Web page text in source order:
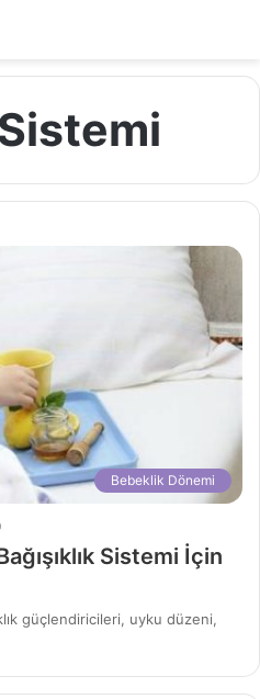
Bebeklik Dönemi
Sistemi İçin
güçlendiricileri, uyku düzeni,